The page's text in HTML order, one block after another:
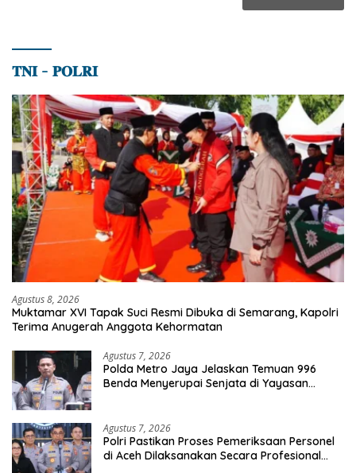
𝐓𝐍𝐈 – 𝐏𝐎𝐋𝐑𝐈
Agustus 8, 2026
Muktamar XVI Tapak Suci Resmi Dibuka di Semarang, Kapolri
Terima Anugerah Anggota Kehormatan
Agustus 7, 2026
Polda Metro Jaya Jelaskan Temuan 996
Benda Menyerupai Senjata di Yayasan
Agustus 7, 2026
Polri Pastikan Proses Pemeriksaan Personel
di Aceh Dilaksanakan Secara Profesional